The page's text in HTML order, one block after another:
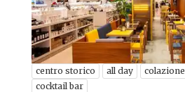
centro storico all day colazione
cocktail bar